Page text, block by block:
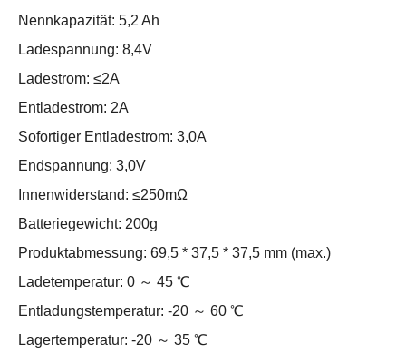
Nennkapazität: 5,2 Ah
Ladespannung: 8,4V
Ladestrom: ≤2A
Entladestrom: 2A
Sofortiger Entladestrom: 3,0A
Endspannung: 3,0V
Innenwiderstand: ≤250mΩ
Batteriegewicht: 200g
Produktabmessung: 69,5 * 37,5 * 37,5 mm (max.)
Ladetemperatur: 0 ～ 45 ℃
Entladungstemperatur: -20 ～ 60 ℃
Lagertemperatur: -20 ～ 35 ℃